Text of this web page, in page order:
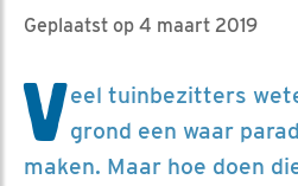
Geplaatst op 4 maart 2019
Veel tuinbezitters
grond een waar
maken. Maar hoe doen